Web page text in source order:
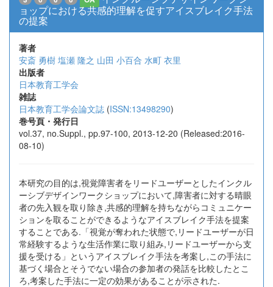
ョップにおける共感的理解を促すアイスブレイク手法
の提案
著者
安斎 勇樹 塩瀬 隆之 山田 小百合 水町 衣里
出版者
日本教育工学会
雑誌
日本教育工学会論文誌 (ISSN:13498290)
巻号頁・発行日
vol.37, no.Suppl., pp.97-100, 2013-12-20 (Released:2016-
08-10)
本研究の目的は,視覚障害者をリードユーザーとしたインクル
ーシブデザインワークショップにおいて,障害者に対する晴眼
者の先入観を取り除き,共感的理解を持ちながらコミュニケー
ションを取ることができるようなアイスブレイク手法を提案
することである.「視覚が奪われた状態で,リードユーザーが日
常経験するような生活作業に取り組み,リードユーザーから支
援を受ける」というアイスブレイク手法を考案し,この手法に
基づく場合とそうでない場合の参加者の発話を比較したとこ
ろ,考案した手法に一定の効果があることが示された.